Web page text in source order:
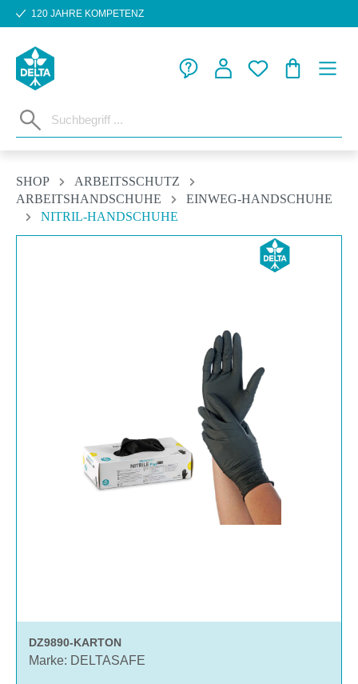
Zum Hauptinhalt springen
120 JAHRE KOMPETENZ
SHOP
ARBEITSSCHUTZ
ARBEITSHANDSCHUHE
EINWEG-HANDSCHUHE
NITRIL-HANDSCHUHE
DZ9890-KARTON
Marke: DELTASAFE